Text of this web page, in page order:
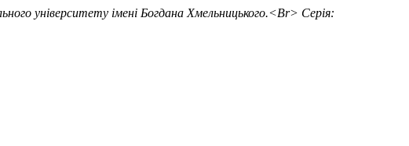
університету імені Богдана Хмельницького.<Br> Серія: